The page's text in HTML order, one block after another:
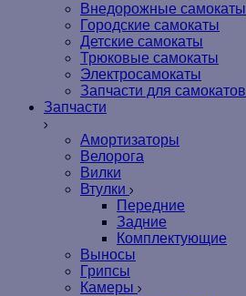
Внедорожные самокаты
Городские самокаты
Детские самокаты
Трюковые самокаты
Электросамокаты
Запчасти для самокатов
Запчасти
Амортизаторы
Велорога
Вилки
Втулки
Передние
Задние
Комплектующие
Выносы
Грипсы
Камеры